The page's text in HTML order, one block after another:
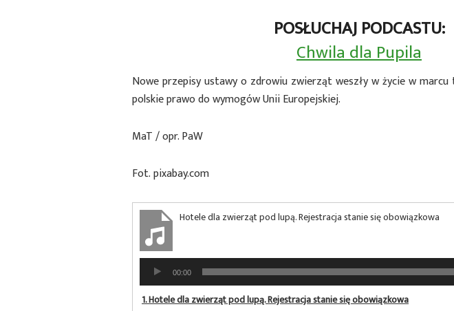
POSŁUCHAJ PODCASTU:
Chwila dla Pupila
Nowe przepisy ustawy o zdrowiu zwierząt weszły w życie w
polskie prawo do wymogów Unii Europejskiej.
MaT / opr. PaW
Fot. pixabay.com
Hotele dla zwierząt pod lupą. Rejestracja stanie się obowiązkowa
Odtwarzacz
plików
dźwiękowych
00:00
1.Hotele dla zwierząt pod lupą. Rejestracja stanie się obowiązkowa